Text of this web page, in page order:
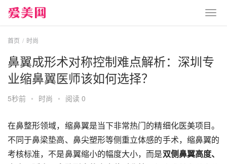
首页 时尚
鼻翼成形术对称控制难点解析：深圳专
业缩鼻翼医师该如何选择？
5秒前 • 时尚 • 阅读 0
在鼻整形领域，缩鼻翼是当下非常热门的精细化医美项目。
不同于鼻梁垫高、鼻尖塑形等侧重立体感的手术，缩鼻翼的
考核标准，不是鼻翼缩小的幅度大小，而是双侧鼻翼高度、